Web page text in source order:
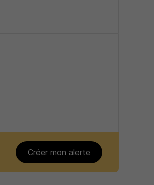
Créer mon alerte